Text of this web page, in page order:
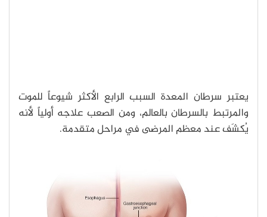
يعتبر سرطان المعدة السبب الرابع الأكثر شيوعاً للموت
والمرتبط بالسرطان بالعالم، ومن الصعب علاجه أولياً لأنه
يُكشَف عند معظم المرضى في مراحل متقدمة.